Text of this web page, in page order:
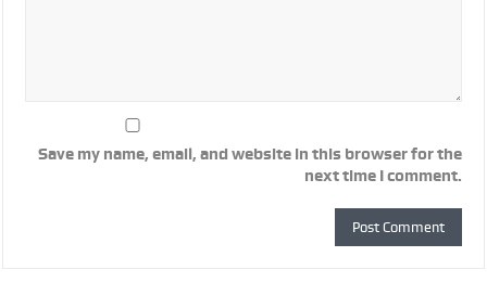
Save my name, email, and website in this browser for the
next time I comment.